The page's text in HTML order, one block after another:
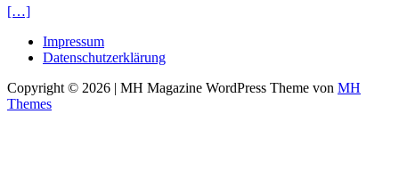
[…]
Impressum
Datenschutzerklärung
Copyright © 2026 | MH Magazine WordPress Theme von MH
Themes